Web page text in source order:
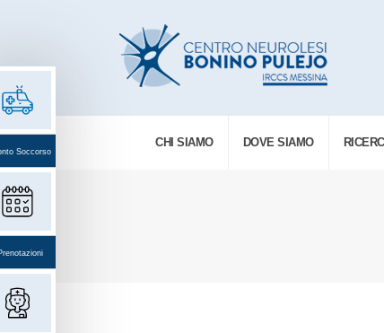
CHI SIAMO DOVE SIAMO
Soccorso